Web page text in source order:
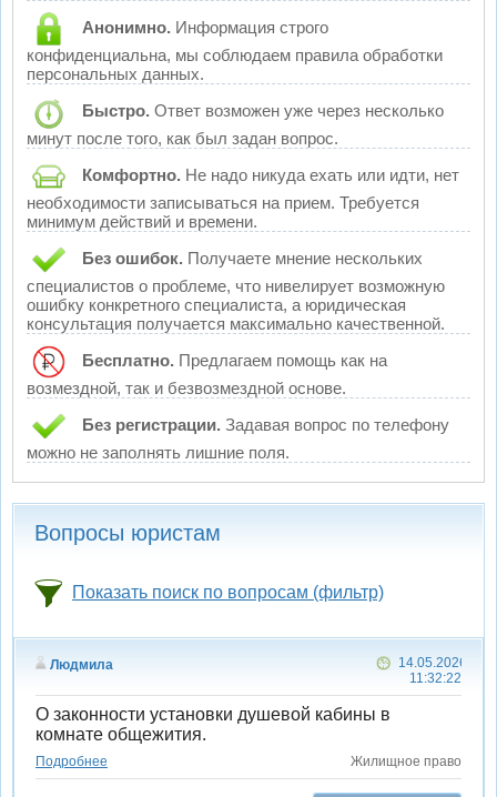
Анонимно. Информация строго
конфиденциальна, мы соблюдаем правила обработки
персональных данных.
Быстро. Ответ возможен уже через несколько
минут после того, как был задан вопрос.
Комфортно. Не надо никуда ехать или идти, нет
необходимости записываться на прием. Требуется
минимум действий и времени.
Без ошибок. Получаете мнение нескольких
специалистов о проблеме, что нивелирует возможную
ошибку конкретного специалиста, а юридическая
консультация получается максимально качественной.
Бесплатно. Предлагаем помощь как на
возмездной, так и безвозмездной основе.
Без регистрации. Задавая вопрос по телефону
можно не заполнять лишние поля.
Вопросы юристам
Показать поиск по вопросам (фильтр)
Людмила
14.05.2026
11:32:22
О законности установки душевой кабины в
комнате общежития.
Подробнее Жилищное право